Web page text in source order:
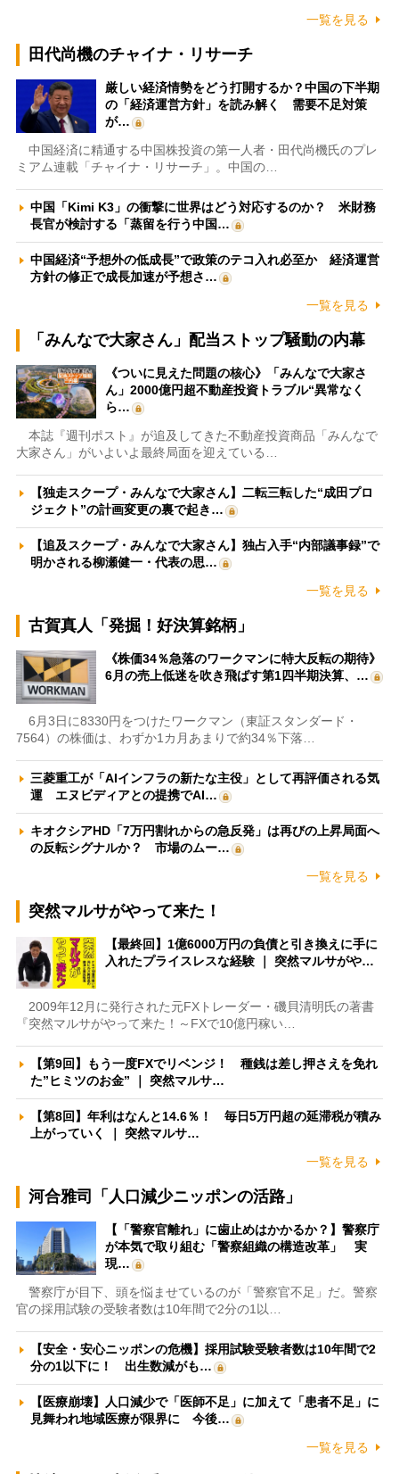
一覧を見る
田代尚機のチャイナ・リサーチ
厳しい経済情勢をどう打開するか？中国の下半期
の「経済運営方針」を読み解く 需要不足対策
が…
中国経済に精通する中国株投資の第一人者・田代尚機氏のプレ
ミアム連載「チャイナ・リサーチ」。中国の…
中国「Kimi K3」の衝撃に世界はどう対応するのか？ 米財務
長官が検討する「蒸留を行う中国…
中国経済“予想外の低成長”で政策のテコ入れ必至か 経済運営
方針の修正で成長加速が予想さ…
一覧を見る
「みんなで大家さん」配当ストップ騒動の内幕
《ついに見えた問題の核心》「みんなで大家さ
ん」2000億円超不動産投資トラブル“異常なく
ら…
本誌『週刊ポスト』が追及してきた不動産投資商品「みんなで
大家さん」がいよいよ最終局面を迎えている…
【独走スクープ・みんなで大家さん】二転三転した“成田プロ
ジェクト”の計画変更の裏で起き…
【追及スクープ・みんなで大家さん】独占入手“内部議事録”で
明かされる柳瀬健一・代表の思…
一覧を見る
古賀真人「発掘！好決算銘柄」
《株価34％急落のワークマンに特大反転の期待》
6月の売上低迷を吹き飛ばす第1四半期決算、…
6月3日に8330円をつけたワークマン（東証スタンダード・
7564）の株価は、わずか1カ月あまりで約34％下落…
三菱重工が「AIインフラの新たな主役」として再評価される気
運 エヌビディアとの提携でAI…
キオクシアHD「7万円割れからの急反発」は再びの上昇局面へ
の反転シグナルか？ 市場のムー…
一覧を見る
突然マルサがやって来た！
【最終回】1億6000万円の負債と引き換えに手に
入れたプライスレスな経験 ｜ 突然マルサがや…
2009年12月に発行された元FXトレーダー・磯貝清明氏の著書
『突然マルサがやって来た！～FXで10億円稼い…
【第9回】もう一度FXでリベンジ！ 種銭は差し押さえを免れ
た”ヒミツのお金” ｜ 突然マルサ…
【第8回】年利はなんと14.6％！ 毎日5万円超の延滞税が積み
上がっていく ｜ 突然マルサ…
一覧を見る
河合雅司「人口減少ニッポンの活路」
【「警察官離れ」に歯止めはかかるか？】警察庁
が本気で取り組む「警察組織の構造改革」 実
現…
警察庁が目下、頭を悩ませているのが「警察官不足」だ。警察
官の採用試験の受験者数は10年間で2分の1以…
【安全・安心ニッポンの危機】採用試験受験者数は10年間で2
分の1以下に！ 出生数減がも…
【医療崩壊】人口減少で「医師不足」に加えて「患者不足」に
見舞われ地域医療が限界に 今後…
一覧を見る